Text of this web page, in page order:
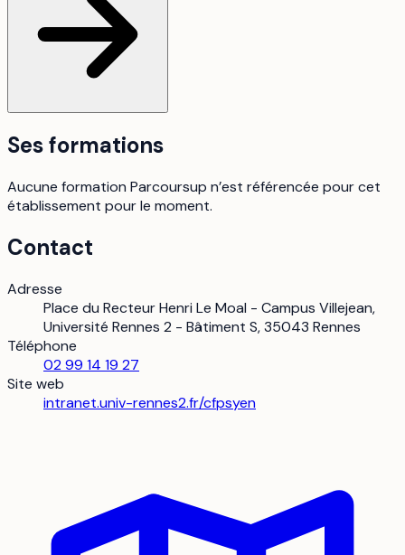
Ses formations
Aucune formation Parcoursup n’est référencée pour cet
établissement pour le moment.
Contact
Adresse
Place du Recteur Henri Le Moal - Campus Villejean,
Université Rennes 2 - Bâtiment S, 35043 Rennes
Téléphone
02 99 14 19 27
Site web
intranet.univ-rennes2.fr/cfpsyen